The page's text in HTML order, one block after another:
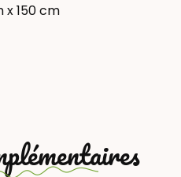
x 150 cm